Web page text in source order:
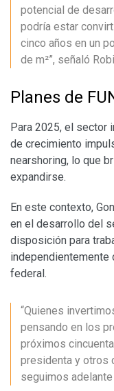
potencial de
podría estar
cinco años en un
de m²”, señaló
Planes de
Para 2025, el sector
de crecimiento
nearshoring, lo que
expandirse.
En este contexto,
en el desarrollo del
disposición para
independientemente
federal.
“Quienes
pensando en los
próximos
presidenta y otros
seguimos